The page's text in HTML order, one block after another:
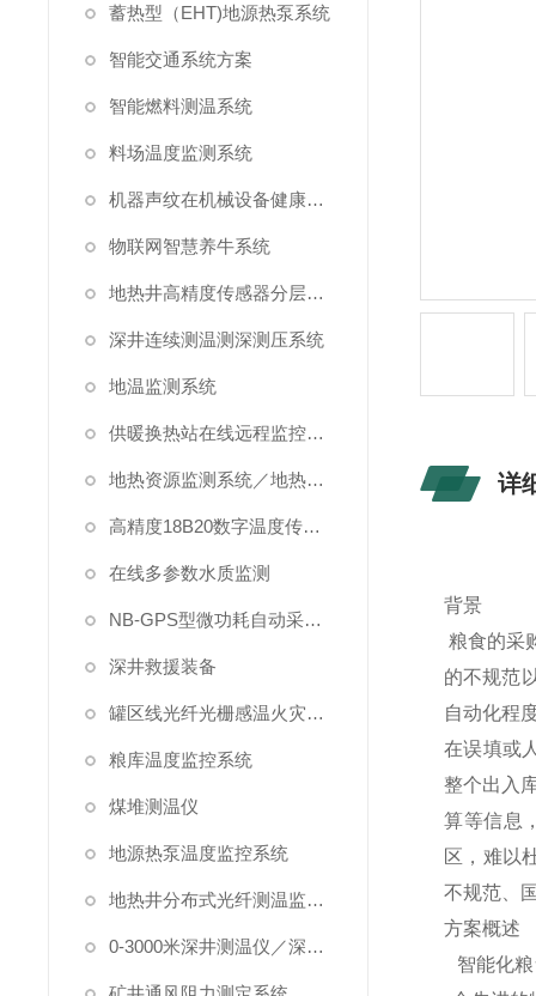
蓄热型（EHT)地源热泵系统
智能交通系统方案
智能燃料测温系统
料场温度监测系统
机器声纹在机械设备健康状态监测中的应用
物联网智慧养牛系统
地热井高精度传感器分层测温方案
深井连续测温测深测压系统
地温监测系统
供暖换热站在线远程监控系统方案
地热资源监测系统／地热管理系统
高精度18B20数字温度传感器
在线多参数水质监测
NB-GPS型微功耗自动采集系统
深井救援装备
罐区线光纤光栅感温火灾探测系统
粮库温度监控系统
煤堆测温仪
地源热泵温度监控系统
地热井分布式光纤测温监测系统
0-3000米深井测温仪／深水测温仪
详
背景
粮食的采
的不规范
自动化程
在误填或
整个出入
算等信息
区，难以
不规范、
方案概述
智能化